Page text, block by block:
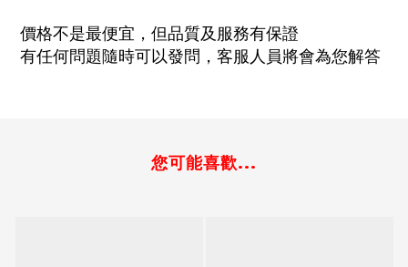
價格不是最便宜，但品質及服務有保證
有任何問題隨時可以發問，客服人員將會為您解答
您可能喜歡...